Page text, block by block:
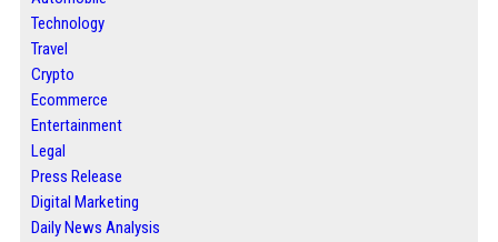
Technology
Travel
Crypto
Ecommerce
Entertainment
Legal
Press Release
Digital Marketing
Daily News Analysis